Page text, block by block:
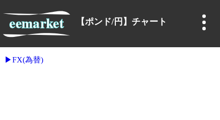
【ポンド/円】チャート
FX(為替)